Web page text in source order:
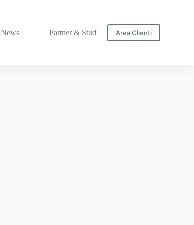
News Partner & Studi Area Clienti